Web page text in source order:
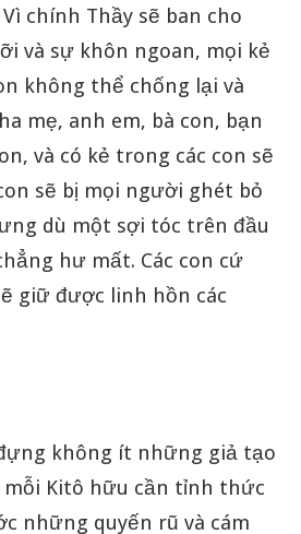
chính Thầy sẽ ban cho
và sự khôn ngoan, mọi kẻ
không thể chống lại và
mẹ, anh em, bà con, bạn
và có kẻ trong các con sẽ
sẽ bị mọi người ghét bỏ
dù một sợi tóc trên đầu
hư mất. Các con cứ
giữ được linh hồn các
không ít những giả tạo
mỗi Kitô hữu cần tỉnh thức
những quyến rũ và cám